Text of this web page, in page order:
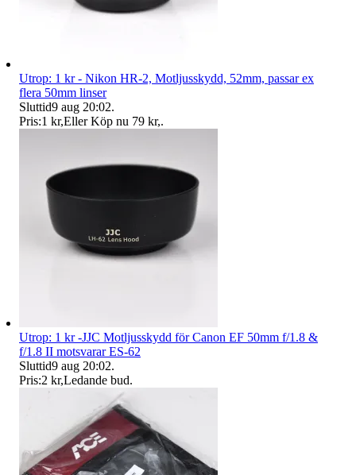
Utrop: 1 kr - Nikon HR-2, Motljusskydd, 52mm, passar ex
flera 50mm linser
Sluttid9 aug 20:02.
Pris:1 kr,Eller Köp nu 79 kr,.
Utrop: 1 kr -JJC Motljusskydd för Canon EF 50mm f/1.8 &
f/1.8 II motsvarar ES-62
Sluttid9 aug 20:02.
Pris:2 kr,Ledande bud.